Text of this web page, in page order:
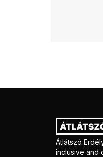
Átlátszó
inclusive and